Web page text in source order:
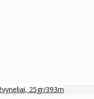
25gr/393m